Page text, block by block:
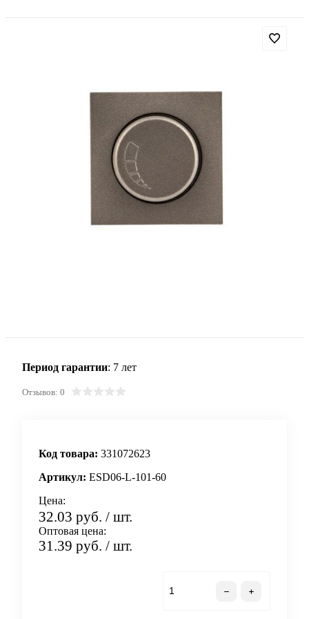
Период гарантии: 7 лет
Отзывов: 0
Код товара: 331072623
Артикул: ESD06-L-101-60
Цена:
32.03 руб. / шт.
Оптовая цена:
31.39 руб. / шт.